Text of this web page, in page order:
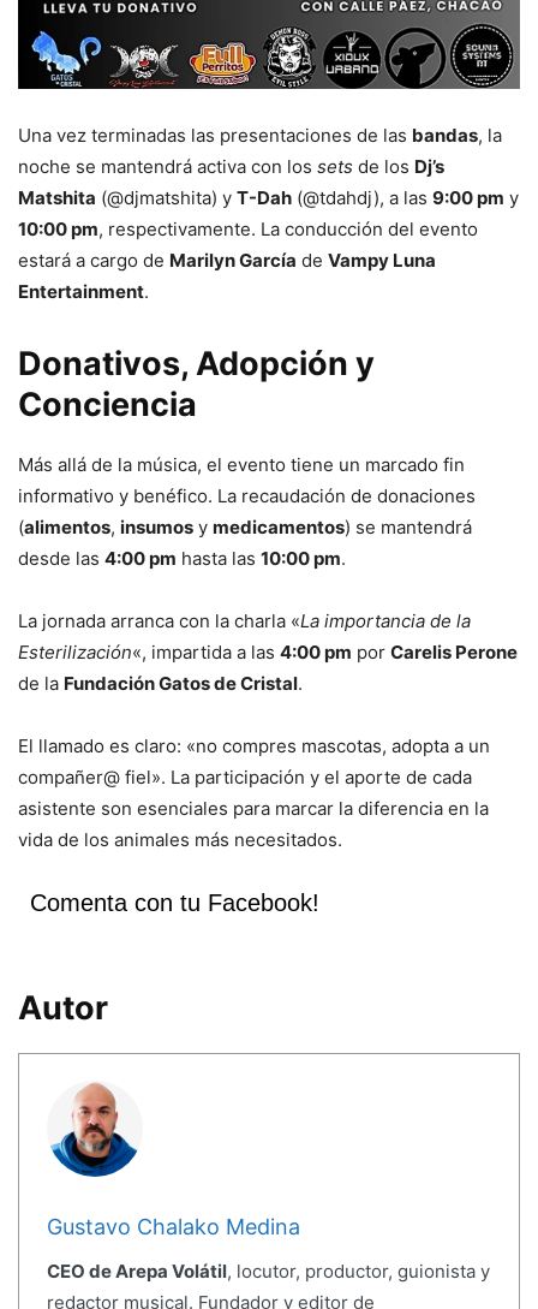
Una vez terminadas las presentaciones de las bandas, la
noche se mantendrá activa con los sets de los Dj’s
Matshita (@djmatshita) y T-Dah (@tdahdj), a las 9:00 pm y
10:00 pm, respectivamente. La conducción del evento
estará a cargo de Marilyn García de Vampy Luna
Entertainment.
Donativos, Adopción y
Conciencia
Más allá de la música, el evento tiene un marcado fin
informativo y benéfico. La recaudación de donaciones
(alimentos, insumos y medicamentos) se mantendrá
desde las 4:00 pm hasta las 10:00 pm.
La jornada arranca con la charla «La importancia de la
Esterilización«, impartida a las 4:00 pm por Carelis Perone
de la Fundación Gatos de Cristal.
El llamado es claro: «no compres mascotas, adopta a un
compañer@ fiel». La participación y el aporte de cada
asistente son esenciales para marcar la diferencia en la
vida de los animales más necesitados.
Comenta con tu Facebook!
Autor
Gustavo Chalako Medina
CEO de Arepa Volátil, locutor, productor, guionista y
redactor musical. Fundador y editor de